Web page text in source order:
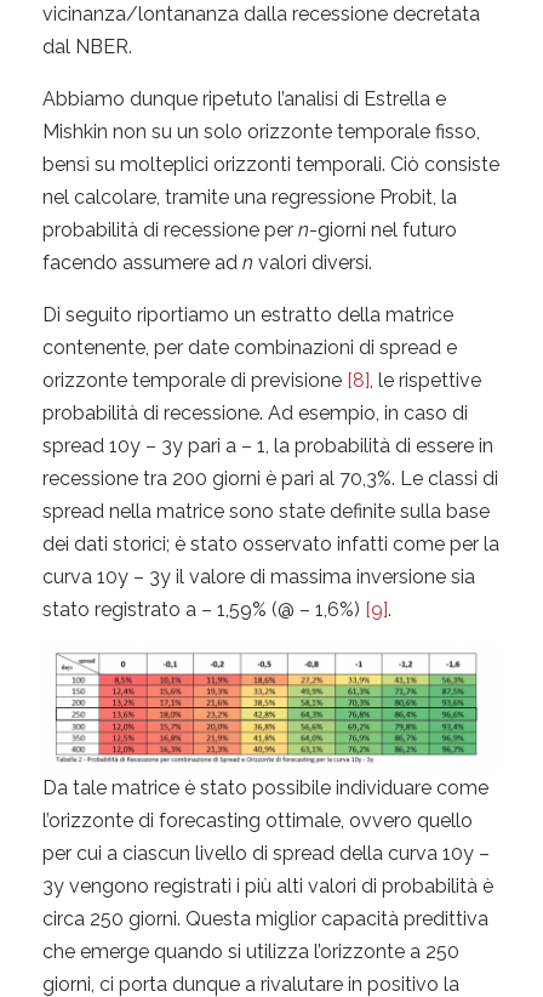
vicinanza/lontananza dalla recessione decretata
dal NBER.
Abbiamo dunque ripetuto l’analisi di Estrella e
Mishkin non su un solo orizzonte temporale fisso,
bensì su molteplici orizzonti temporali. Ciò consiste
nel calcolare, tramite una regressione Probit, la
probabilità di recessione per n-giorni nel futuro
facendo assumere ad n valori diversi.
Di seguito riportiamo un estratto della matrice
contenente, per date combinazioni di spread e
orizzonte temporale di previsione [8] , le rispettive
probabilità di recessione. Ad esempio, in caso di
spread 10y – 3y pari a – 1, la probabilità di essere in
recessione tra 200 giorni è pari al 70,3%. Le classi di
spread nella matrice sono state definite sulla base
dei dati storici; è stato osservato infatti come per la
curva 10y – 3y il valore di massima inversione sia
stato registrato a – 1,59% (@ – 1,6%) [9].
Da tale matrice è stato possibile individuare come
l’orizzonte di forecasting ottimale, ovvero quello
per cui a ciascun livello di spread della curva 10y –
3y vengono registrati i più alti valori di probabilità è
circa 250 giorni. Questa miglior capacità predittiva
che emerge quando si utilizza l’orizzonte a 250
giorni, ci porta dunque a rivalutare in positivo la